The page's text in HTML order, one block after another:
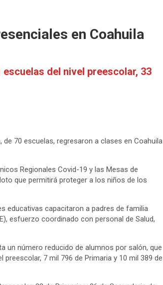
en Coahuila
del nivel preescolar, 33
70 escuelas, regresaron a clases en Coahuila
Regionales Covid-19 y las Mesas de
que permitirá proteger a los niños de los
educativas capacitaron a padres de familia
esfuerzo coordinado con personal de Salud,
un número reducido de alumnos por salón, que
7 mil 796 de Primaria y 10 mil 389 de